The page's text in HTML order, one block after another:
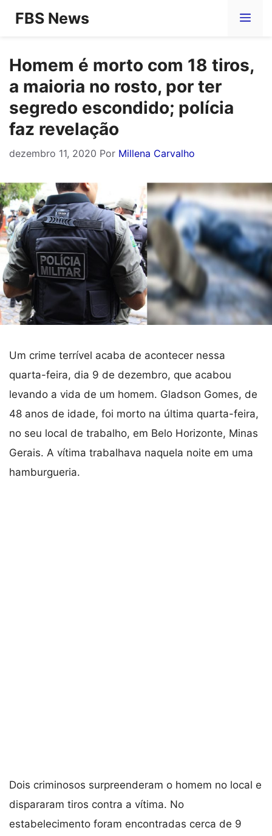
Pular
conteúdo
FBS News
Homem é morto com 18 tiros,
a maioria no rosto, por ter
segredo escondido; polícia
faz revelação
dezembro 11, 2020 Por Millena Carvalho
Um crime terrível acaba de acontecer nessa
quarta-feira, dia 9 de dezembro, que acabou
levando a vida de um homem. Gladson Gomes, de
48 anos de idade, foi morto na última quarta-feira,
no seu local de trabalho, em Belo Horizonte, Minas
Gerais. A vítima trabalhava naquela noite em uma
hamburgueria.
Dois criminosos surpreenderam o homem no local e
dispararam tiros contra a vítima. No
estabelecimento foram encontradas cerca de 9